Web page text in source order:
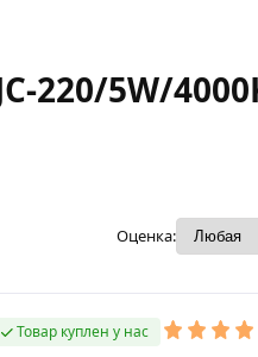
5W/
Оценка:
Товар куплен у нас